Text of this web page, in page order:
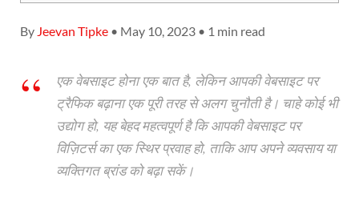
By Jeevan Tipke • May 10, 2023 • 1 min read
एक वेबसाइट होना एक बात है, लेकिन आपकी वेबसाइट पर
ट्रैफिक बढ़ाना एक पूरी तरह से अलग चुनौती है। चाहे कोई भी
उद्योग हो, यह बेहद महत्वपूर्ण है कि आपकी वेबसाइट पर
विज़िटर्स का एक स्थिर प्रवाह हो, ताकि आप अपने व्यवसाय या
व्यक्तिगत ब्रांड को बढ़ा सकें।